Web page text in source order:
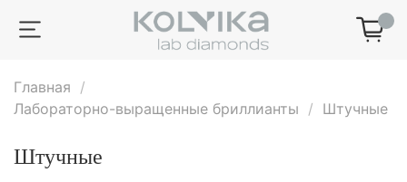
Главная
Лабораторно-выращенные бриллианты
Штучные
Штучные